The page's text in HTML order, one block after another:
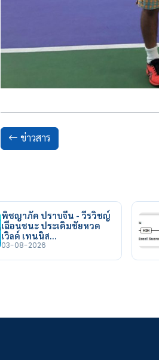
ข่าวสาร
พิชญาภัค ปราบจีน - วีรวิชญ์
เฉือนชนะ ประเดิมชัยหวด
เวิลด์ เทนนิส…
03-08-2026